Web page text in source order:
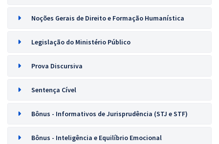
Noções Gerais de Direito e Formação Humanística
Legislação do Ministério Público
Prova Discursiva
Sentença Cível
Bônus - Informativos de Jurisprudência (STJ e STF)
Bônus - Inteligência e Equilíbrio Emocional